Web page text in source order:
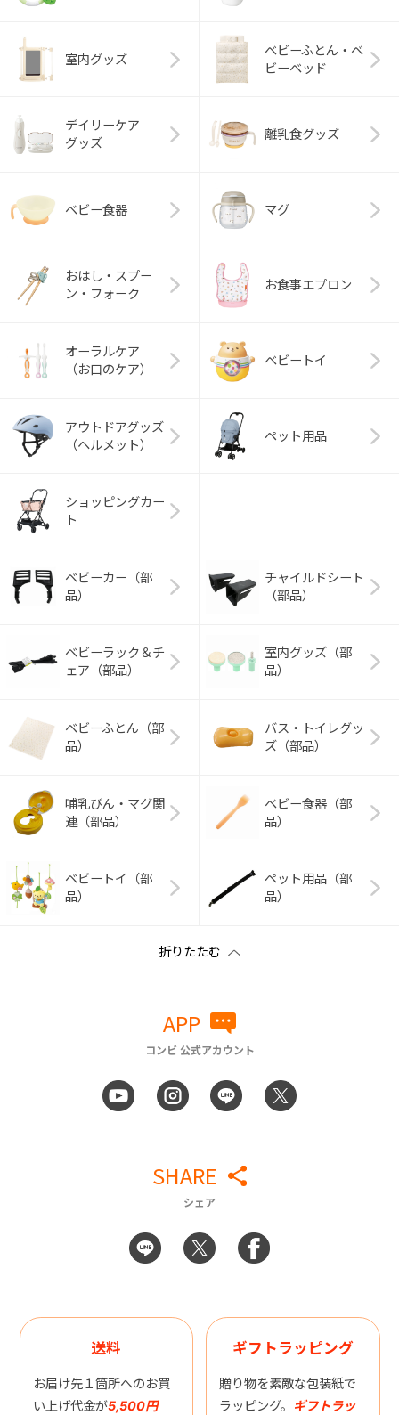
室内グッズ
ベビーふとん・ベ
ビーベッド
デイリーケア
グッズ
離乳食グッズ
ベビー食器 マグ
おはし・スプー
ン・フォーク
お食事エプロン
オーラルケア
（お口のケア）
ベビートイ
アウトドアグッズ
（ヘルメット）
ペット用品
ショッピングカー
ト
ベビーカー（部
品）
チャイルドシート
（部品）
ベビーラック＆チ
ェア（部品）
室内グッズ（部
品）
ベビーふとん（部
品）
バス・トイレグッ
ズ（部品）
哺乳びん・マグ関
連（部品）
ベビー食器（部
品）
ベビートイ（部
品）
ペット用品（部
品）
APP
コンビ 公式アカウント
SHARE
シェア
送料
お届け先１箇所へのお買
い上げ代金が5,500円
ギフトラッピング
贈り物を素敵な包装紙で
ラッピング。 ギフトラッ